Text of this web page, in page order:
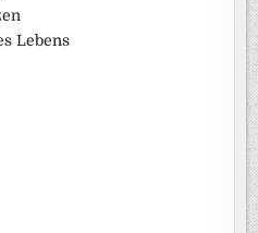
Lebens